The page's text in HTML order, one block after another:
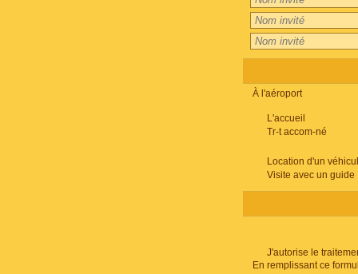
À l'aéroport
L'accueil
Tr-t accom-né
Location d'un
Visite avec un guide
J'autorise le
En remplissant ce